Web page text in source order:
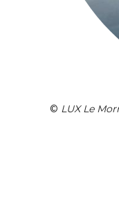
© LUX Le